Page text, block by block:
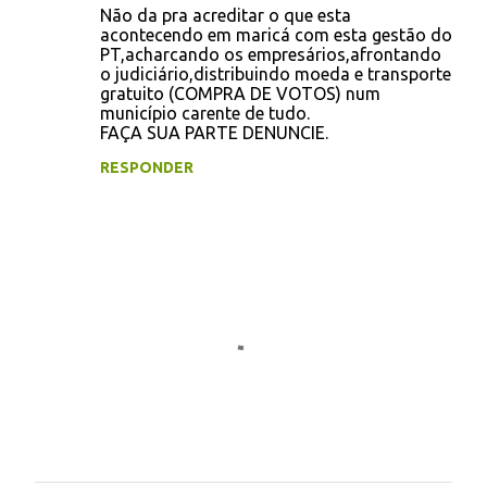
Não da pra acreditar o que esta
acontecendo em maricá com esta gestão do
PT,acharcando os empresários,afrontando
o judiciário,distribuindo moeda e transporte
gratuito (COMPRA DE VOTOS) num
município carente de tudo.
FAÇA SUA PARTE DENUNCIE.
RESPONDER